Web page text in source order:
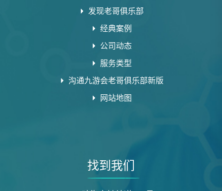
发现老哥俱乐部
经典案例
公司动态
服务类型
沟通九游会老哥俱乐部新版
网站地图
找到我们